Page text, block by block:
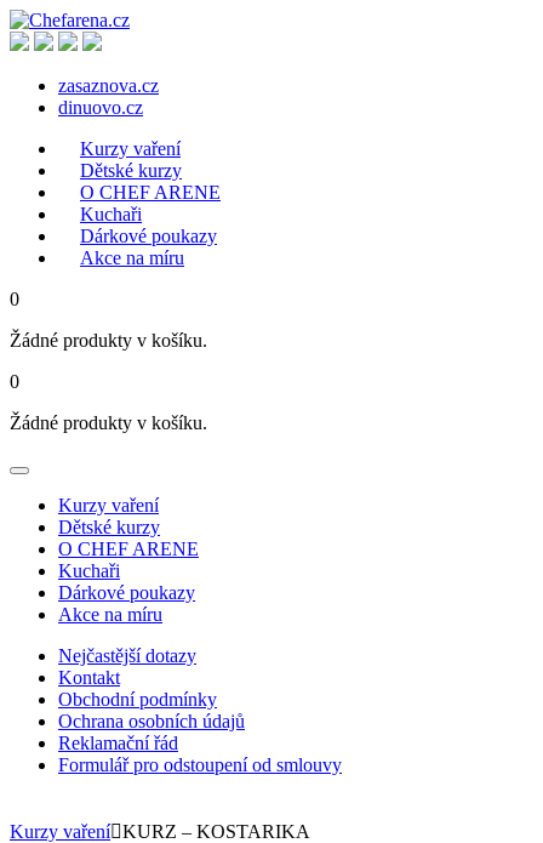
zasaznova.cz
dinuovo.cz
Kurzy vaření
Dětské kurzy
O CHEF ARENE
Kuchaři
Dárkové poukazy
Akce na míru
0
Žádné produkty v košíku.
0
Žádné produkty v košíku.
Kurzy vaření
Dětské kurzy
O CHEF ARENE
Kuchaři
Dárkové poukazy
Akce na míru
Nejčastější dotazy
Kontakt
Obchodní podmínky
Ochrana osobních údajů
Reklamační řád
Formulář pro odstoupení od smlouvy
Kurzy vaření KURZ – KOSTARIKA